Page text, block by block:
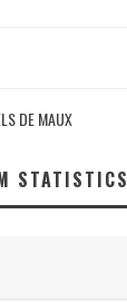
DE MAUX
STATISTICS